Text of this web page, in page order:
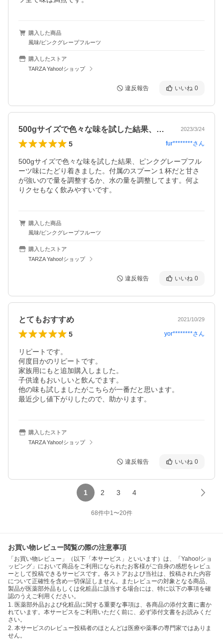
購入した商品
風味/ピンクグレープフルーツ
購入したストア
TARZA Yahoo!ショップ
違反報告 いいね 0
500gサイズで色々な味を試した結果、… 2023/3/24
5 fur********さん
500gサイズで色々な味を試した結果、ピンクグレープフル
ーツ味にたどり着きました。付属のスプーン１杯だと甘さ
が強いので量を調整するか、水の量を調整してます。何よ
りクセもなく飲みやすいです。
購入した商品
風味/ピンクグレープフルーツ
購入したストア
TARZA Yahoo!ショップ
違反報告 いいね 0
とてもおすすめ 2021/10/29
5 yor********さん
リピートです。
何度目かのリピートです。
家族用にもと追加購入しました。
子供達もおいしいと飲んでます。
他の味も試しましたがこちらが一番だと思います。
最近少し値下がりしたので、助かります。
購入したストア
TARZA Yahoo!ショップ
違反報告 いいね 0
1 2 3 4
68件中1〜20件
お買い物レビュー閲覧の際の注意事項
「お買い物レビュー」（以下「本サービス」といいます）は、「Yahoo!ショ
ッピング」において商品をご利用になられたお客様がご自身の感想をレビュ
ーとして投稿できるサービスです。各ストアおよび当社は、投稿された内容
について正確性を含め一切保証しません。またレビューの対象となる商品、
製品が医薬部外品もしくは化粧品に該当する場合には、特に以下の事項を確
認のうえご利用ください。
1. 医薬部外品および化粧品に関する重要な事項は、各商品の添付文書に書か
れています。本サービスをご利用いただく前に、必ず添付文書をお読みくだ
さい。
2. 本サービスのレビュー投稿者のほとんどは医療や薬事の専門家ではありま
せん。